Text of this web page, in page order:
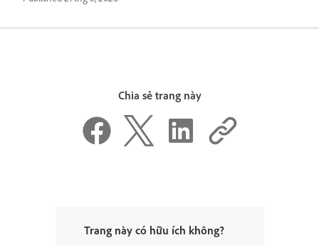
Chia sẻ trang này
Trang này có hữu ích không?